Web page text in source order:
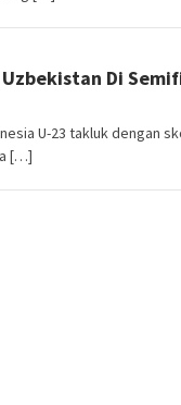
Di
U-23 takluk dengan
[…]